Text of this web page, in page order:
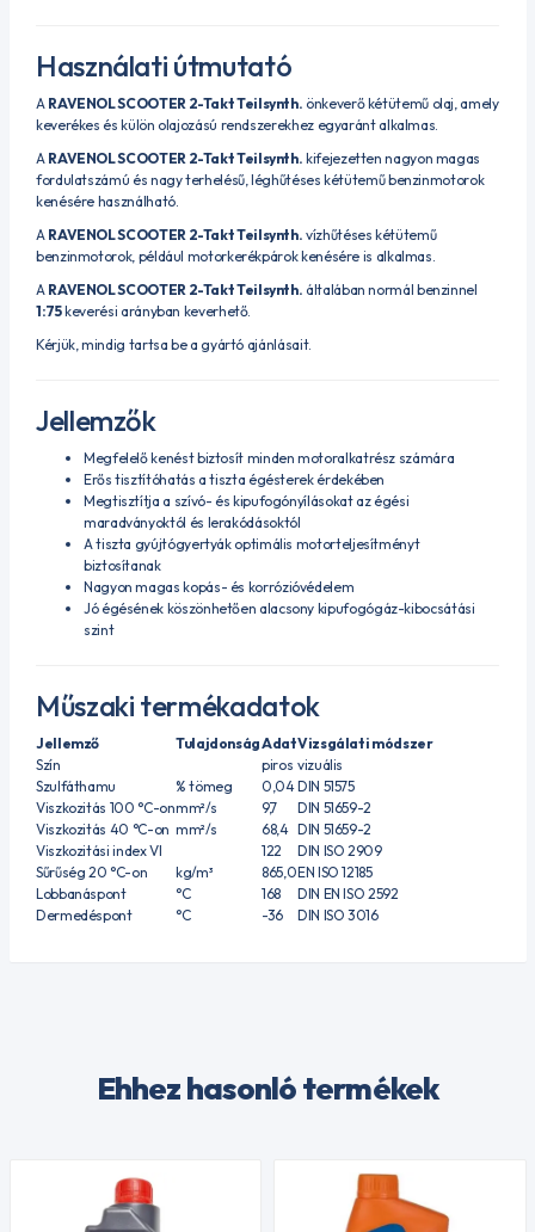
Használati útmutató
A RAVENOL SCOOTER 2-Takt Teilsynth. önkeverő kétütemű olaj, amely
keverékes és külön olajozású rendszerekhez egyaránt alkalmas.
A RAVENOL SCOOTER 2-Takt Teilsynth. kifejezetten nagyon magas
fordulatszámú és nagy terhelésű, léghűtéses kétütemű benzinmotorok
kenésére használható.
A RAVENOL SCOOTER 2-Takt Teilsynth. vízhűtéses kétütemű
benzinmotorok, például motorkerékpárok kenésére is alkalmas.
A RAVENOL SCOOTER 2-Takt Teilsynth. általában normál benzinnel
1:75keverési arányban keverhető.
Kérjük, mindig tartsa be a gyártó ajánlásait.
Jellemzők
Megfelelő kenést biztosít minden motoralkatrész számára
Erős tisztítóhatás a tiszta égésterek érdekében
Megtisztítja a szívó- és kipufogónyílásokat az égési
maradványoktól és lerakódásoktól
A tiszta gyújtógyertyák optimális motorteljesítményt
biztosítanak
Nagyon magas kopás- és korrózióvédelem
Jó égésének köszönhetően alacsony kipufogógáz-kibocsátási
szint
Műszaki termékadatok
Jellemző TulajdonságAdatVizsgálati módszer
Szín
piros vizuális
Szulfáthamu
% tömeg 0,04DIN 51575
Viszkozitás 100 °C-onmm²/s 9,7
DIN 51659-2
Viszkozitás 40 °C-on mm²/s 68,4 DIN 51659-2
Viszkozitási index VI
122
DIN ISO 2909
Sűrűség 20 °C-on
kg/m³ 865,0EN ISO 12185
Lobbanáspont
°C 168
DIN EN ISO 2592
Dermedéspont
°C -36 DIN ISO 3016
Ehhez hasonló termékek